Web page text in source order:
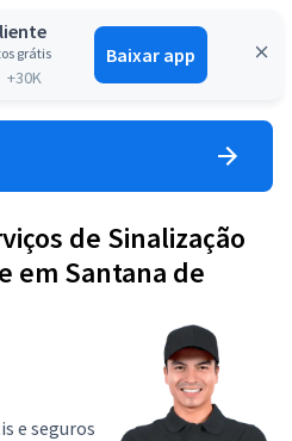
grátis
+30K
Baixar app
Entrar
de Sinalização
em Santana de
e seguros